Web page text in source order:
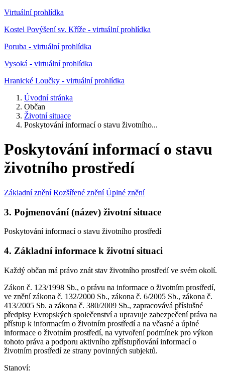
Virtuální prohlídka
Kostel Povýšení sv. Kříže - virtuální prohlídka
Poruba - virtuální prohlídka
Vysoká - virtuální prohlídka
Hranické Loučky - virtuální prohlídka
Úvodní stránka
Občan
Životní situace
Poskytování informací o stavu životního...
Poskytování informací o stavu
životního prostředí
Základní znění Rozšířené znění Úplné znění
3. Pojmenování (název) životní situace
Poskytování informací o stavu životního prostředí
4. Základní informace k životní situaci
Každý občan má právo znát stav životního prostředí ve svém okolí.
Zákon č. 123/1998 Sb., o právu na informace o životním prostředí,
ve znění zákona č. 132/2000 Sb., zákona č. 6/2005 Sb., zákona č.
413/2005 Sb. a zákona č. 380/2009 Sb., zapracovává příslušné
předpisy Evropských společenství a upravuje zabezpečení práva na
přístup k informacím o životním prostředí a na včasné a úplné
informace o životním prostředí, na vytvoření podmínek pro výkon
tohoto práva a podporu aktivního zpřístupňování informací o
životním prostředí ze strany povinných subjektů.
Stanoví: